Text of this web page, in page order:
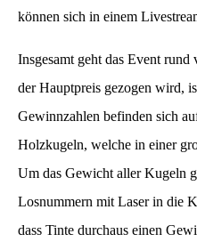
können sich in einem
Insgesamt geht das Event
der Hauptpreis gezogen wird,
Gewinnzahlen befinden sich
Holzkugeln, welche in einer
Um das Gewicht aller Kugeln
Losnummern mit Laser in die
dass Tinte durchaus einen